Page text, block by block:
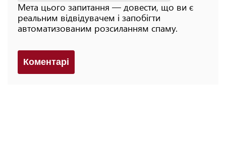
Мета цього запитання — довести, що ви є
реальним відвідувачем і запобігти
автоматизованим розсиланням спаму.
Коментарi